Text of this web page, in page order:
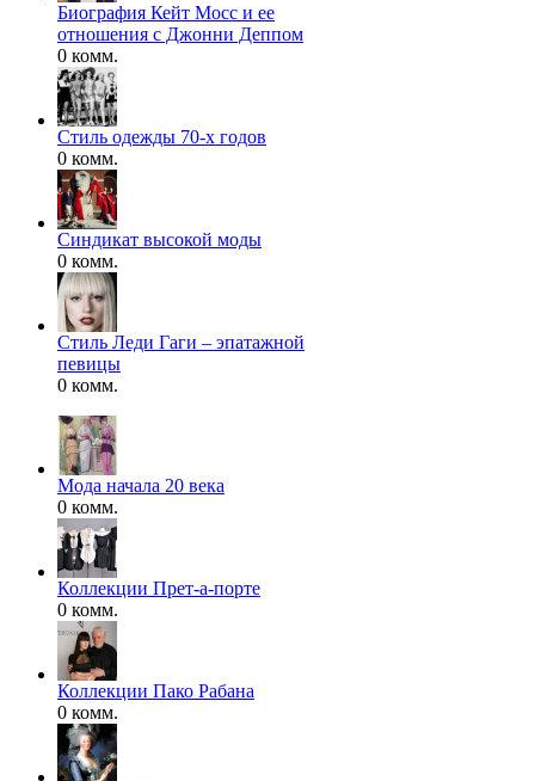
Биография Кейт Мосс и ее
отношения с Джонни Деппом
0 комм.
Стиль одежды 70-х годов
0 комм.
Синдикат высокой моды
0 комм.
Стиль Леди Гаги – эпатажной
певицы
0 комм.
Мода начала 20 века
0 комм.
Коллекции Прет-а-порте
0 комм.
Коллекции Пако Рабана
0 комм.